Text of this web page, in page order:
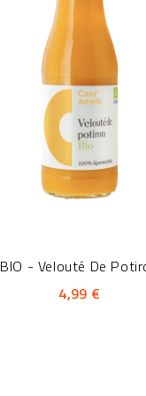
BIO - Velouté De
4,99 €